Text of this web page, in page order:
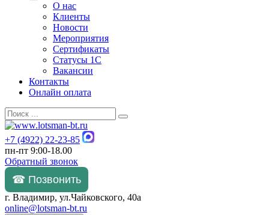
О нас
Клиенты
Новости
Мероприятия
Сертификаты
Статусы 1С
Вакансии
Контакты
Онлайн оплата
+7 (4922) 22-23-85
пн-пт 9:00-18.00
Обратный звонок
☎ Позвонить
г. Владимир, ул.Чайковского, 40а
online@lotsman-bt.ru